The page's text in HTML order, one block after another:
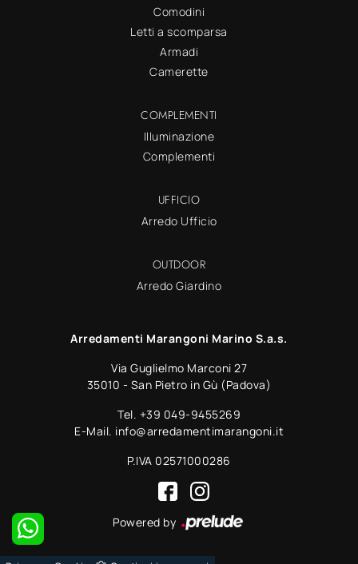
Comodini
Letti a scomparsa
Armadi
Camerette
COMPLEMENTI
Illuminazione
Complementi
UFFICIO
Arredo Ufficio
OUTDOOR
Arredo Giardino
Arredamenti Marangoni Marino S.a.s.
Via Guglielmo Marconi 27
35010 - San Pietro in Gù (Padova)
Tel. +39 049-9455269
E-Mail. info@arredamentimarangoni.it
P.IVA 02571000286
Powered by